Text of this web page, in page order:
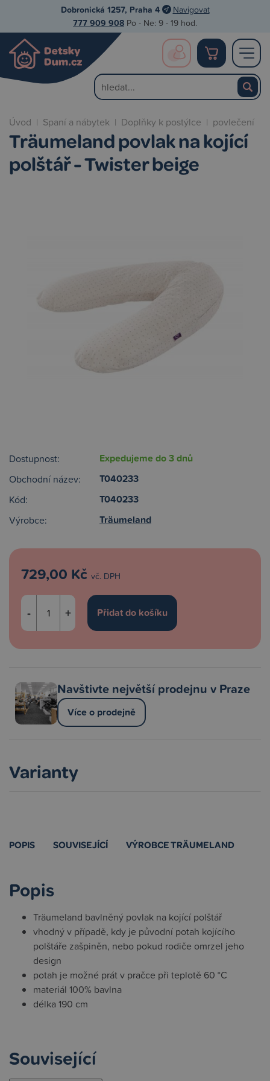
Dobronická 1257, Praha 4 Navigovat
777 909 908 Po - Ne: 9 - 19 hod.
Úvod | Spaní a nábytek | Doplňky k postýlce | povlečení
Träumeland povlak na kojící
polštář - Twister beige
Dostupnost: Expedujeme do 3 dnů
Obchodní název: T040233
Kód: T040233
Výrobce: Träumeland
729,00 Kč vč. DPH
- +
Navštivte největší prodejnu v Praze
Více o prodejně
Varianty
POPIS SOUVISEJÍCÍ VÝROBCE TRÄUMELAND
Popis
Träumeland bavlněný povlak na kojící polštář
vhodný v případě, kdy je původní potah kojícího
polštáře zašpiněn, nebo pokud rodiče omrzel jeho
design
potah je možné prát v pračce při teplotě 60 °C
materiál 100% bavlna
délka 190 cm
Související